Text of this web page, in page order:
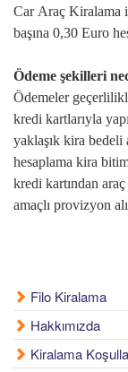
Car Araç Kiralama
başına 0,30 Euro
Ödeme şekilleri
Ödemeler
kredi kartlarıyla
yaklaşık kira bedeli
hesaplama kira
kredi kartından
amaçlı provizyon
Filo Kiralama
Hakkımızda
Kiralama